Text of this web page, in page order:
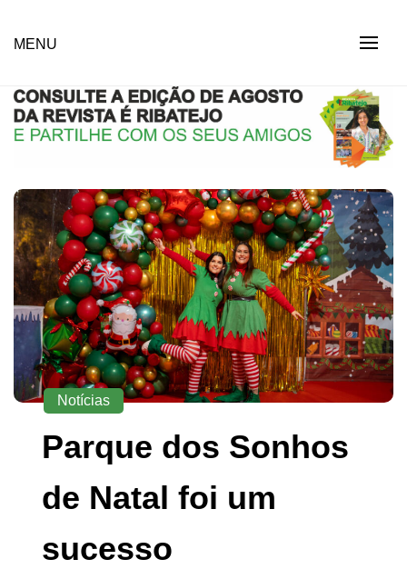
É RIBATEJO – REVISTA
SOCIAL ONLINE
MENU
Notícias
Parque dos Sonhos
de Natal foi um
sucesso